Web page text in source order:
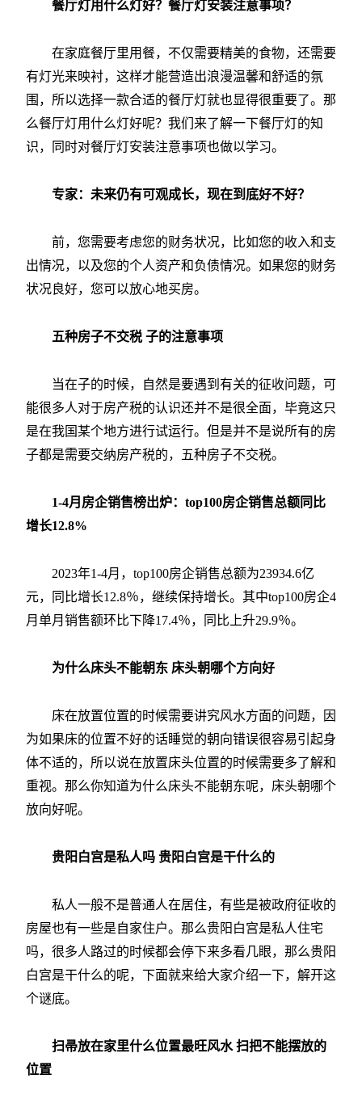
餐厅灯用什么灯好？餐厅灯安装注意事项？
在家庭餐厅里用餐，不仅需要精美的食物，还需要
有灯光来映衬，这样才能营造出浪漫温馨和舒适的氛
围，所以选择一款合适的餐厅灯就也显得很重要了。那
么餐厅灯用什么灯好呢？我们来了解一下餐厅灯的知
识，同时对餐厅灯安装注意事项也做以学习。
专家：未来仍有可观成长，现在到底好不好？
前，您需要考虑您的财务状况，比如您的收入和支
出情况，以及您的个人资产和负债情况。如果您的财务
状况良好，您可以放心地买房。
五种房子不交税 子的注意事项
当在子的时候，自然是要遇到有关的征收问题，可
能很多人对于房产税的认识还并不是很全面，毕竟这只
是在我国某个地方进行试运行。但是并不是说所有的房
子都是需要交纳房产税的，五种房子不交税。
1-4月房企销售榜出炉：top100房企销售总额同比
增长12.8%
2023年1-4月，top100房企销售总额为23934.6亿
元，同比增长12.8％，继续保持增长。其中top100房企4
月单月销售额环比下降17.4％，同比上升29.9％。
为什么床头不能朝东 床头朝哪个方向好
床在放置位置的时候需要讲究风水方面的问题，因
为如果床的位置不好的话睡觉的朝向错误很容易引起身
体不适的，所以说在放置床头位置的时候需要多了解和
重视。那么你知道为什么床头不能朝东呢，床头朝哪个
放向好呢。
贵阳白宫是私人吗 贵阳白宫是干什么的
私人一般不是普通人在居住，有些是被政府征收的
房屋也有一些是自家住户。那么贵阳白宫是私人住宅
吗，很多人路过的时候都会停下来多看几眼，那么贵阳
白宫是干什么的呢，下面就来给大家介绍一下，解开这
个谜底。
扫帚放在家里什么位置最旺风水 扫把不能摆放的
位置